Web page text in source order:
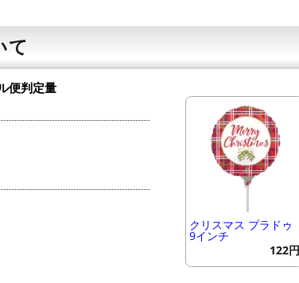
て
便判定量
クリスマス プラドゥ
9インチ
122円